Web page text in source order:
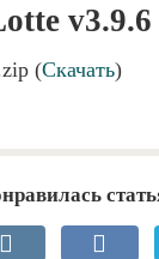
v3.9.6
(Скачать)